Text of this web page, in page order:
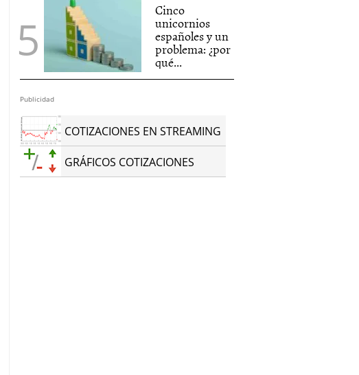
Cinco
unicornios
españoles y un
problema: ¿por
qué...
Publicidad
COTIZACIONES EN STREAMING
GRÁFICOS COTIZACIONES